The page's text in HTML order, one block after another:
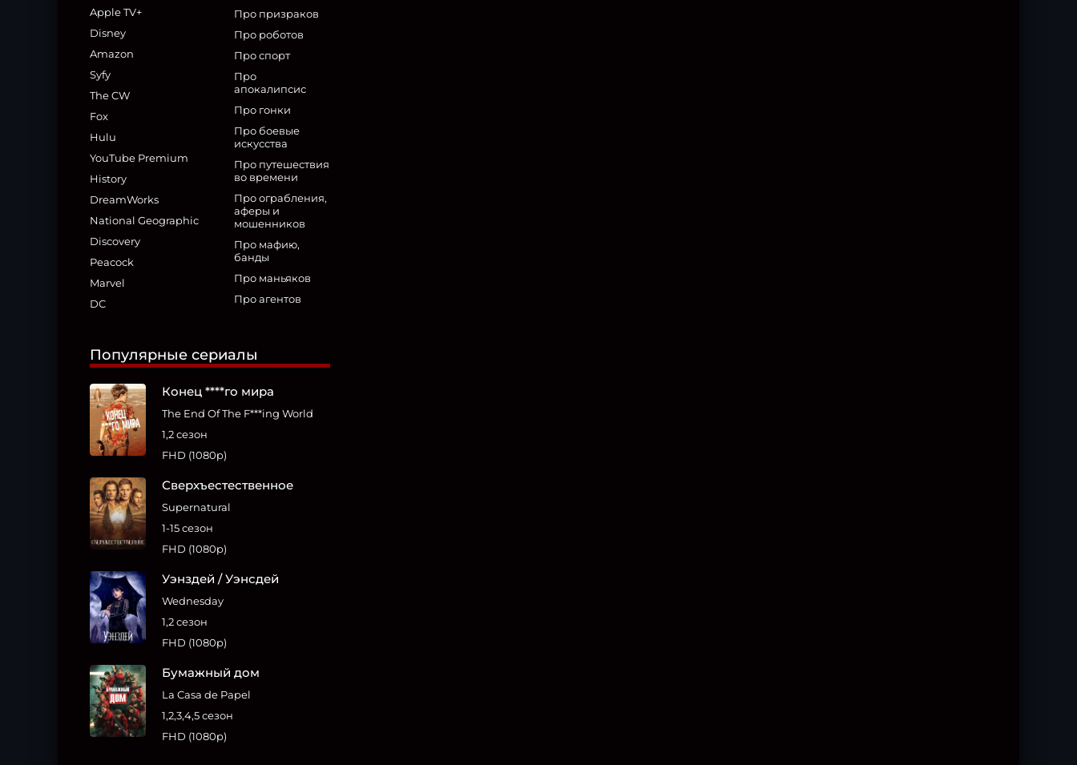
Apple TV+
Disney
Amazon
Syfy
The CW
Fox
Hulu
YouTube Premium
History
DreamWorks
National Geographic
Discovery
Peacock
Marvel
DC
Про призраков
Про роботов
Про спорт
Про
апокалипсис
Про гонки
Про боевые
искусства
Про путешествия
во времени
Про ограбления,
аферы и
мошенников
Про мафию,
банды
Про маньяков
Про агентов
Популярные сериалы
Конец ****го мира
The End Of The F***ing World
1,2 сезон
FHD (1080p)
Сверхъестественное
Supernatural
1-15 сезон
FHD (1080p)
Уэнздей / Уэнсдей
Wednesday
1,2 сезон
FHD (1080p)
Бумажный дом
La Casa de Papel
1,2,3,4,5 сезон
FHD (1080p)